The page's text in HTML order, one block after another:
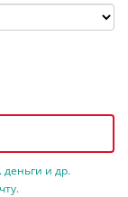
деньги и др.